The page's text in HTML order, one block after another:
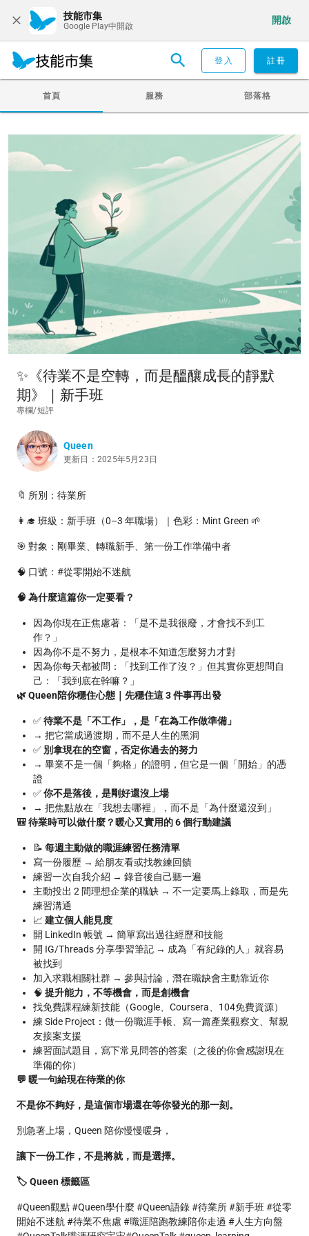
技能市集
Google Play中開啟
開啟
登入 註冊
首頁 服務 部落格
✨《待業不是空轉，而是醞釀成長的靜默
期》｜新手班
專欄/短評
Queen
更新日：2025年5月23日
🔖 所別：待業所
👩‍🎓 班級：新手班（0–3 年職場）｜色彩：Mint Green 🌱
🎯 對象：剛畢業、轉職新手、第一份工作準備中者
🧠 口號：#從零開始不迷航
🧠 為什麼這篇你一定要看？
因為你現在正焦慮著：「是不是我很廢，才會找不到工
作？」
因為你不是不努力，是根本不知道怎麼努力才對
因為你每天都被問：「找到工作了沒？」但其實你更想問自
己：「我到底在幹嘛？」
🌿 Queen陪你穩住心態｜先穩住這 3 件事再出發
✅待業不是「不工作」，是「在為工作做準備」
→ 把它當成過渡期，而不是人生的黑洞
✅ 別拿現在的空窗，否定你過去的努力
→ 畢業不是一個「夠格」的證明，但它是一個「開始」的憑
證
✅你不是落後，是剛好還沒上場
→ 把焦點放在「我想去哪裡」，而不是「為什麼還沒到」
🎒 待業時可以做什麼？暖心又實用的 6 個行動建議
📝 每週主動做的職涯練習任務清單
寫一份履歷 → 給朋友看或找教練回饋
練習一次自我介紹 → 錄音後自己聽一遍
主動投出 2 間理想企業的職缺 → 不一定要馬上錄取，而是先
練習溝通
📈 建立個人能見度
開 LinkedIn 帳號 → 簡單寫出過往經歷和技能
開 IG/Threads 分享學習筆記 → 成為「有紀錄的人」就容易
被找到
加入求職相關社群 → 參與討論，潛在職缺會主動靠近你
🧠 提升能力，不等機會，而是創機會
找免費課程練新技能（Google、Coursera、104免費資源）
練 Side Project：做一份職涯手帳、寫一篇產業觀察文、幫親
友接案支援
練習面試題目，寫下常見問答的答案（之後的你會感謝現在
準備的你）
💬 暖一句給現在待業的你
不是你不夠好，是這個市場還在等你發光的那一刻。
別急著上場，Queen 陪你慢慢暖身，
讓下一份工作，不是將就，而是選擇。
🏷️ Queen 標籤區
#Queen觀點 #Queen學什麼 #Queen語錄 #待業所 #新手班 #從零
開始不迷航 #待業不焦慮 #職涯陪跑教練陪你走過 #人生方向盤